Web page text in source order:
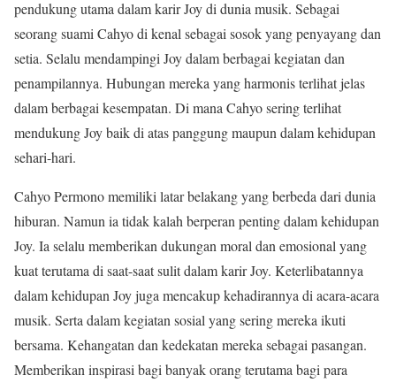
pendukung utama dalam karir Joy di dunia musik. Sebagai
seorang suami Cahyo di kenal sebagai sosok yang penyayang dan
setia. Selalu mendampingi Joy dalam berbagai kegiatan dan
penampilannya. Hubungan mereka yang harmonis terlihat jelas
dalam berbagai kesempatan. Di mana Cahyo sering terlihat
mendukung Joy baik di atas panggung maupun dalam kehidupan
sehari-hari.
Cahyo Permono memiliki latar belakang yang berbeda dari dunia
hiburan. Namun ia tidak kalah berperan penting dalam kehidupan
Joy. Ia selalu memberikan dukungan moral dan emosional yang
kuat terutama di saat-saat sulit dalam karir Joy. Keterlibatannya
dalam kehidupan Joy juga mencakup kehadirannya di acara-acara
musik. Serta dalam kegiatan sosial yang sering mereka ikuti
bersama. Kehangatan dan kedekatan mereka sebagai pasangan.
Memberikan inspirasi bagi banyak orang terutama bagi para